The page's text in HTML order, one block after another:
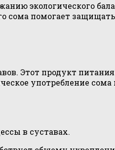
экологического
сома помогает
Этот продукт
употребление
в суставах.